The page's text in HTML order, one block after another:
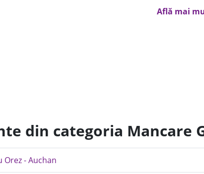
Află mai
din categoria Mancare
Orez - Auchan